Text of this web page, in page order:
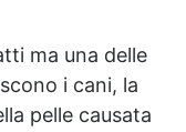
ma una delle
i cani, la
pelle causata